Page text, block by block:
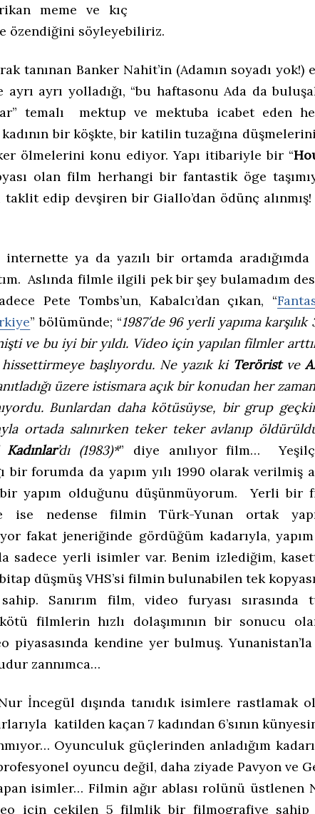
meme ve kıç
özendiğini söyleyebiliriz.
tanınan Banker Nahit’in (Adamın soyadı yok!)
ayrı yolladığı, “bu haftasonu Ada da
temalı mektup ve mektuba icabet eden
bir köşkte, bir katilin tuzağına
ölmelerini konu ediyor. Yapı itibariyle bir “
olan film herhangi bir fantastik öge
edip devşiren bir Giallo’dan ödünç
ya da yazılı bir ortamda aradığımda
Aslında filmle ilgili pek bir şey bulamadım
Pete Tombs’un, Kabalcı’dan çıkan, “
” bölümünde; “1987′de 96 yerli yapıma karşılık
ve bu iyi bir yıldı. Video için yapılan filmler
başlıyordu. Ne yazık ki Teröristve
üzere istismara açık bir konudan her
Bunlardan daha kötüsüyse, bir grup
ortada salınırken teker teker avlanıp
’dı (1983)*” diye anılıyor film…
bir forumda da yapım yılı 1990 olarak verilmiş
yapım olduğunu düşünmüyorum. Yerli bir
ise nedense filmin Türk-Yunan ortak
fakat jeneriğinde gördüğüm kadarıyla,
sadece yerli isimler var. Benim izlediğim,
düşmüş VHS’si filmin bulunabilen tek
Sanırım film, video furyası sırasında
filmlerin hızlı dolaşımının bir sonucu
piyasasında kendine yer bulmuş.
zannımca…
İncegül dışında tanıdık isimlere rastlamak
katilden kaçan 7 kadından 6’sının
Oyunculuk güçlerinden anladığım
oyuncu değil, daha ziyade Pavyon ve
isimler… Filmin ağır ablası rolünü üstlenen
için çekilen 5 filmlik bir filmografiye sahip